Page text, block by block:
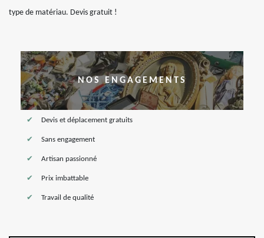
type de matériau. Devis gratuit !
NOS ENGAGEMENTS
Devis et déplacement gratuits
Sans engagement
Artisan passionné
Prix imbattable
Travail de qualité